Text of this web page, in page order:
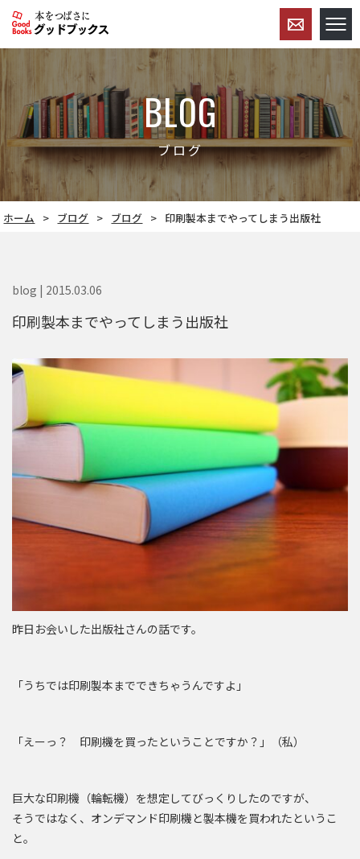
BLOG
ブログ
ホーム ブログ ブログ 印刷製本までやってしまう出版社
blog | 2015.03.06
印刷製本までやってしまう出版社
昨日お会いした出版社さんの話です。
「うちでは印刷製本までできちゃうんですよ」
「えーっ？ 印刷機を買ったということですか？」（私）
巨大な印刷機（輪転機）を想定してびっくりしたのですが、
そうではなく、オンデマンド印刷機と製本機を買われたというこ
と。